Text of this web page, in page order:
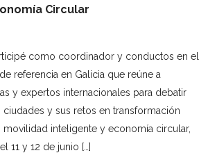
Circular
como coordinador y conductos en el
referencia en Galicia que reúne a
y expertos internacionales para debatir
y sus retos en transformación
movilidad inteligente y economía circular,
11 y 12 de junio […]